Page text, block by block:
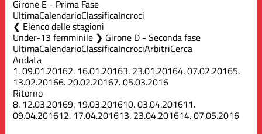
Girone E - Prima Fase
UltimaCalendarioClassificaIncroci
Elenco delle stagioni
Under-13 femminile ❯ Girone D - Seconda fase
UltimaCalendarioClassificaIncrociArbitriCerca
Andata
1.09.01.20162. 16.01.20163. 23.01.20164.07.02.20165.
13.02.20166. 20.02.20167.05.03.2016
Ritorno
8. 12.03.20169. 19.03.201610.03.04.201611.
09.04.201612. 17.04.201613. 23.04.201614.07.05.2016